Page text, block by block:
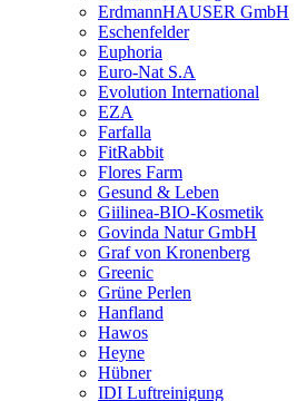
ErdmannHAUSER GmbH
Eschenfelder
Euphoria
Euro-Nat S.A
Evolution International
EZA
Farfalla
FitRabbit
Flores Farm
Gesund & Leben
Giilinea-BIO-Kosmetik
Govinda Natur GmbH
Graf von Kronenberg
Greenic
Grüne Perlen
Hanfland
Hawos
Heyne
Hübner
IDI Luftreinigung